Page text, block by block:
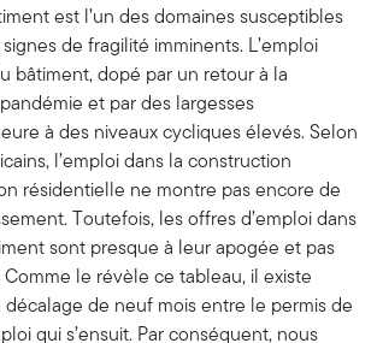
est l’un des domaines susceptibles
de fragilité imminents. L’emploi
bâtiment, dopé par un retour à la
et par des largesses
à des niveaux cycliques élevés. Selon
l’emploi dans la construction
résidentielle ne montre pas encore de
Toutefois, les offres d’emploi dans
sont presque à leur apogée et pas
Comme le révèle ce tableau, il existe
de neuf mois entre le permis de
qui s’ensuit. Par conséquent, nous